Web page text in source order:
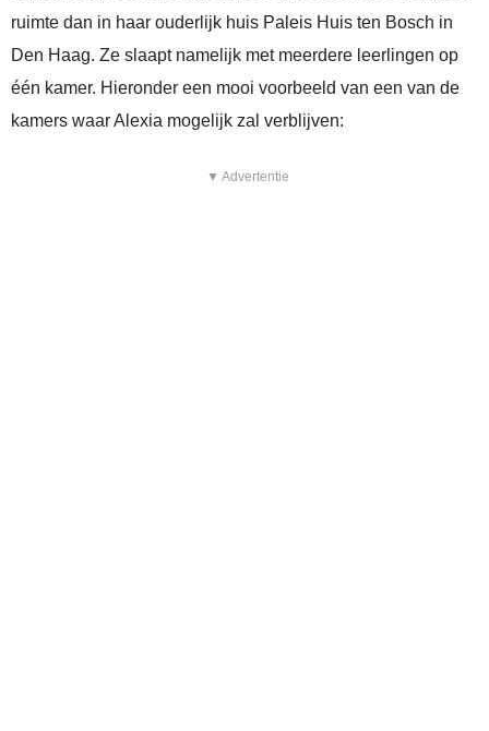
ruimte dan in haar ouderlijk huis Paleis Huis ten Bosch in
Den Haag. Ze slaapt namelijk met meerdere leerlingen op
één kamer. Hieronder een mooi voorbeeld van een van de
kamers waar Alexia mogelijk zal verblijven:
▼ Advertentie